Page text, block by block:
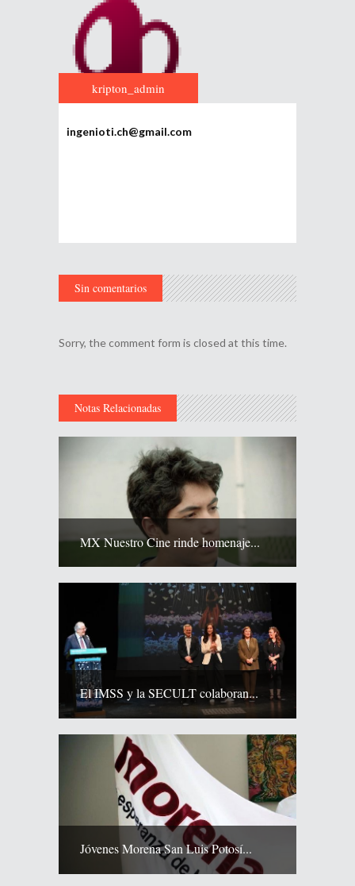
kripton_admin
ingenioti.ch@gmail.com
Sin comentarios
Sorry, the comment form is closed at this time.
Notas Relacionadas
MX Nuestro Cine rinde homenaje...
El IMSS y la SECULT colaboran...
Jóvenes Morena San Luis Potosí...